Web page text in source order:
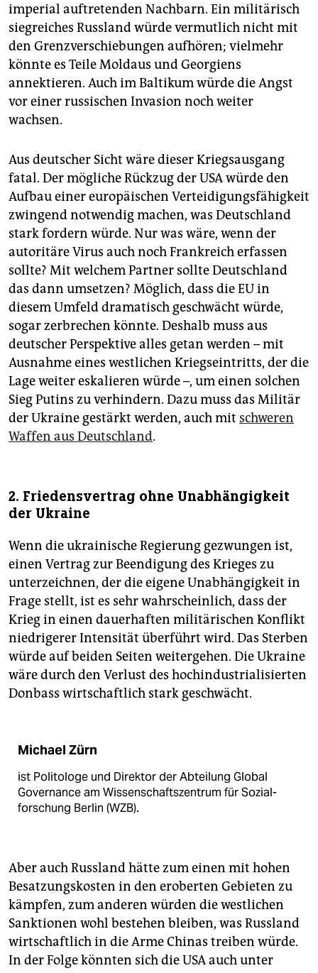
imperial auftretenden Nachbarn. Ein militärisch
siegreiches Russland würde vermutlich nicht mit
den Grenzverschiebungen aufhören; vielmehr
könnte es Teile Moldaus und Georgiens
annektieren. Auch im Baltikum würde die Angst
vor einer russischen Invasion noch weiter
wachsen.
Aus deutscher Sicht wäre dieser Kriegsausgang
fatal. Der mögliche Rückzug der USA würde den
Aufbau einer europäischen Verteidigungsfähigkeit
zwingend notwendig machen, was Deutschland
stark fordern würde. Nur was wäre, wenn der
autoritäre Virus auch noch Frankreich erfassen
sollte? Mit welchem Partner sollte Deutschland
das dann umsetzen? Möglich, dass die EU in
diesem Umfeld dramatisch geschwächt würde,
sogar zerbrechen könnte. Deshalb muss aus
deutscher Perspektive alles getan werden – mit
Ausnahme eines westlichen Kriegseintritts, der die
Lage weiter eskalieren würde –, um einen solchen
Sieg Putins zu verhindern. Dazu muss das Militär
der Ukraine gestärkt werden, auch mit schweren
Waffen aus Deutschland.
2. Friedensvertrag ohne Unabhängigkeit
der Ukraine
Wenn die ukrainische Regierung gezwungen ist,
einen Vertrag zur Beendigung des Krieges zu
unterzeichnen, der die eigene Unabhängigkeit in
Frage stellt, ist es sehr wahrscheinlich, dass der
Krieg in einen dauerhaften militärischen Konflikt
niedrigerer Intensität überführt wird. Das Sterben
würde auf beiden Seiten weitergehen. Die Ukraine
wäre durch den Verlust des hochindustrialisierten
Donbass wirtschaftlich stark geschwächt.
Michael Zürn
ist Politologe und Direktor der Abteilung Global
Governance am Wissenschaftszentrum für Sozial­
forschung Berlin (WZB).
Aber auch Russland hätte zum einen mit hohen
Besatzungskosten in den eroberten Gebieten zu
kämpfen, zum anderen würden die westlichen
Sanktionen wohl bestehen bleiben, was Russland
wirtschaftlich in die Arme Chinas treiben würde.
In der Folge könnten sich die USA auch unter